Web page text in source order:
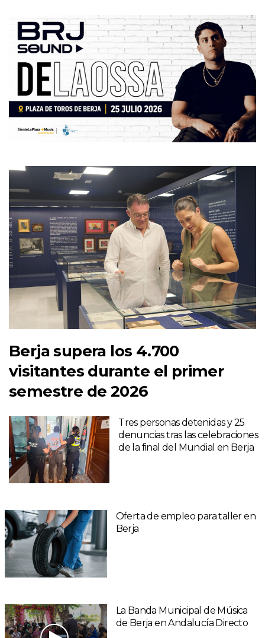
Berja supera los 4.700
visitantes durante el primer
semestre de 2026
Tres personas detenidas y 25
denuncias tras las celebraciones
de la final del Mundial en Berja
Oferta de empleo para taller en
Berja
La Banda Municipal de Música
de Berja en Andalucía Directo